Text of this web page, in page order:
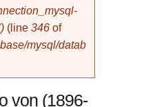
(line 346 of
mysql/datab
von (1896-